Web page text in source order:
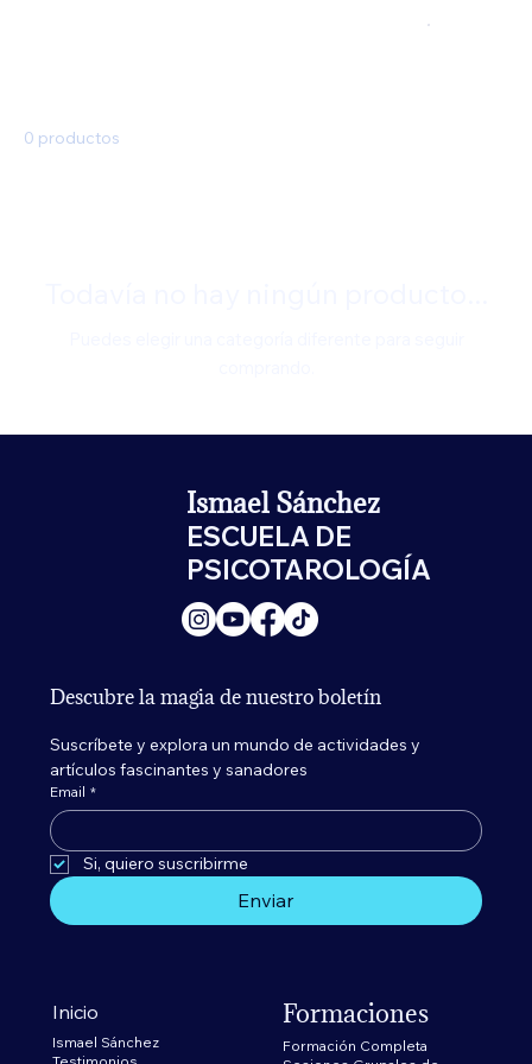
0 productos
Ismael Sánchez
ESCUELA DE
PSICOTAROLOGÍA
Inicio
Ismael Sánchez
Formaciones
Formación Completa
Descubre la magia de nuestro boletín
Suscríbete y explora un mundo de actividades y
artículos fascinantes y sanadores
Email *
Enviar